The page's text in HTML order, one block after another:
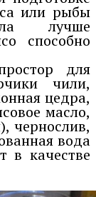
или рыбы
лучше
способно
для
чили,
цедра,
масло,
чернослив,
вода
в качестве